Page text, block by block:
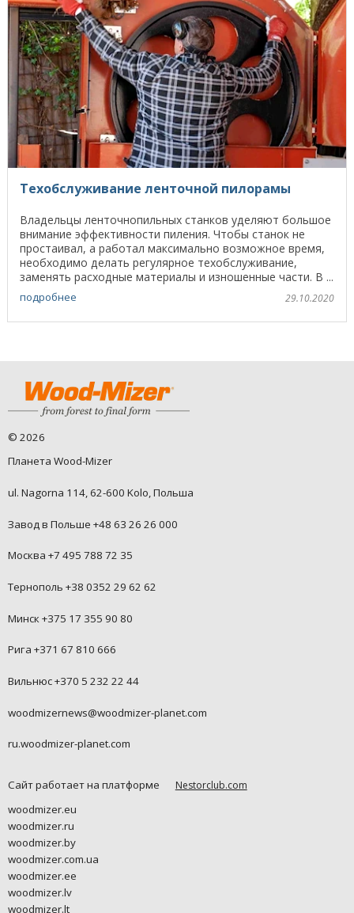
Техобслуживание ленточной пилорамы
Владельцы ленточнопильных станков уделяют большое
внимание эффективности пиления. Чтобы станок не
простаивал, а работал максимально возможное время,
необходимо делать регулярное техобслуживание,
заменять расходные материалы и изношенные части. В ...
подробнее 29.10.2020
© 2026
Планета Wood-Mizer
ul. Nagorna 114, 62-600 Kolo, Польша
Завод в Польше +48 63 26 26 000
Москва +7 495 788 72 35
Тернополь +38 0352 29 62 62
Минск +375 17 355 90 80
Рига +371 67 810 666
Вильнюс +370 5 232 22 44
woodmizernews@woodmizer-planet.com
ru.woodmizer-planet.com
Сайт работает на платформе Nestorclub.com
woodmizer.eu
woodmizer.ru
woodmizer.by
woodmizer.com.ua
woodmizer.ee
woodmizer.lv
woodmizer.lt